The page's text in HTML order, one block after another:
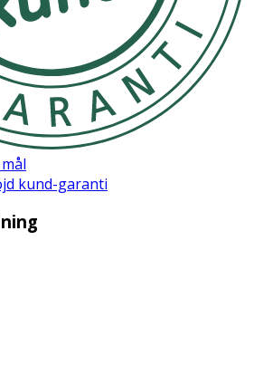
25% (25g/100g).
kund-garanti